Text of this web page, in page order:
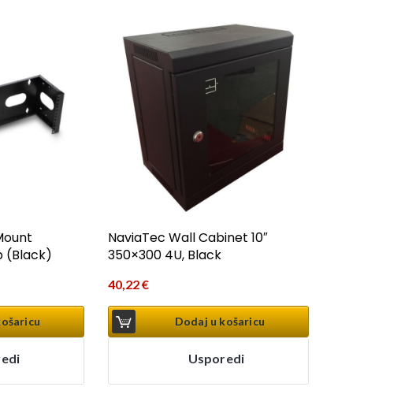
(Black)
NaviaTec Wall Cabinet 10″
350×300 4U, Black
40,22€
Dodaj u košaricu
Usporedi